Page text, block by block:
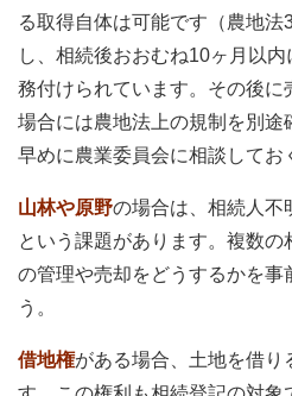
る取得自体は可能です（農地
し、相続後おおむね10ヶ月以
務付けられています。その後に
場合には農地法上の規制を別途
早めに農業委員会に相談してお
山林や原野の場合は、相続人不
という課題があります。複数
の管理や売却をどうするかを事
う。
借地権がある場合、土地を借り